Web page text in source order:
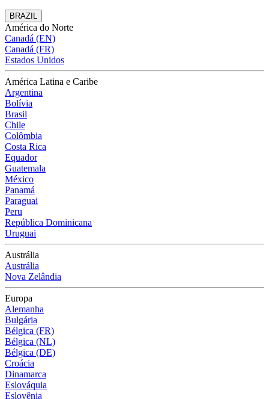
BRAZIL
América do Norte
Canadá (EN)
Canadá (FR)
Estados Unidos
América Latina e Caribe
Argentina
Bolívia
Brasil
Chile
Colômbia
Costa Rica
Equador
Guatemala
México
Panamá
Paraguai
Peru
República Dominicana
Uruguai
Austrália
Austrália
Nova Zelândia
Europa
Alemanha
Bulgária
Bélgica (FR)
Bélgica (NL)
Bélgica (DE)
Croácia
Dinamarca
Eslováquia
Eslovênia